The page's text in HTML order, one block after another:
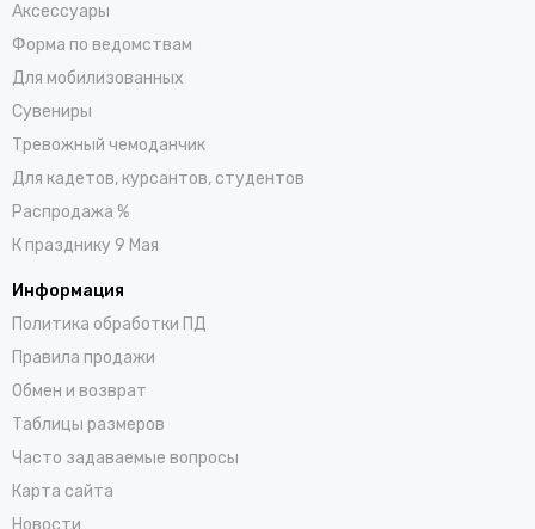
Аксессуары
Форма по ведомствам
Для мобилизованных
Сувениры
Тревожный чемоданчик
Для кадетов, курсантов, студентов
Распродажа %
К празднику 9 Мая
Информация
Политика обработки ПД
Правила продажи
Обмен и возврат
Таблицы размеров
Часто задаваемые вопросы
Карта сайта